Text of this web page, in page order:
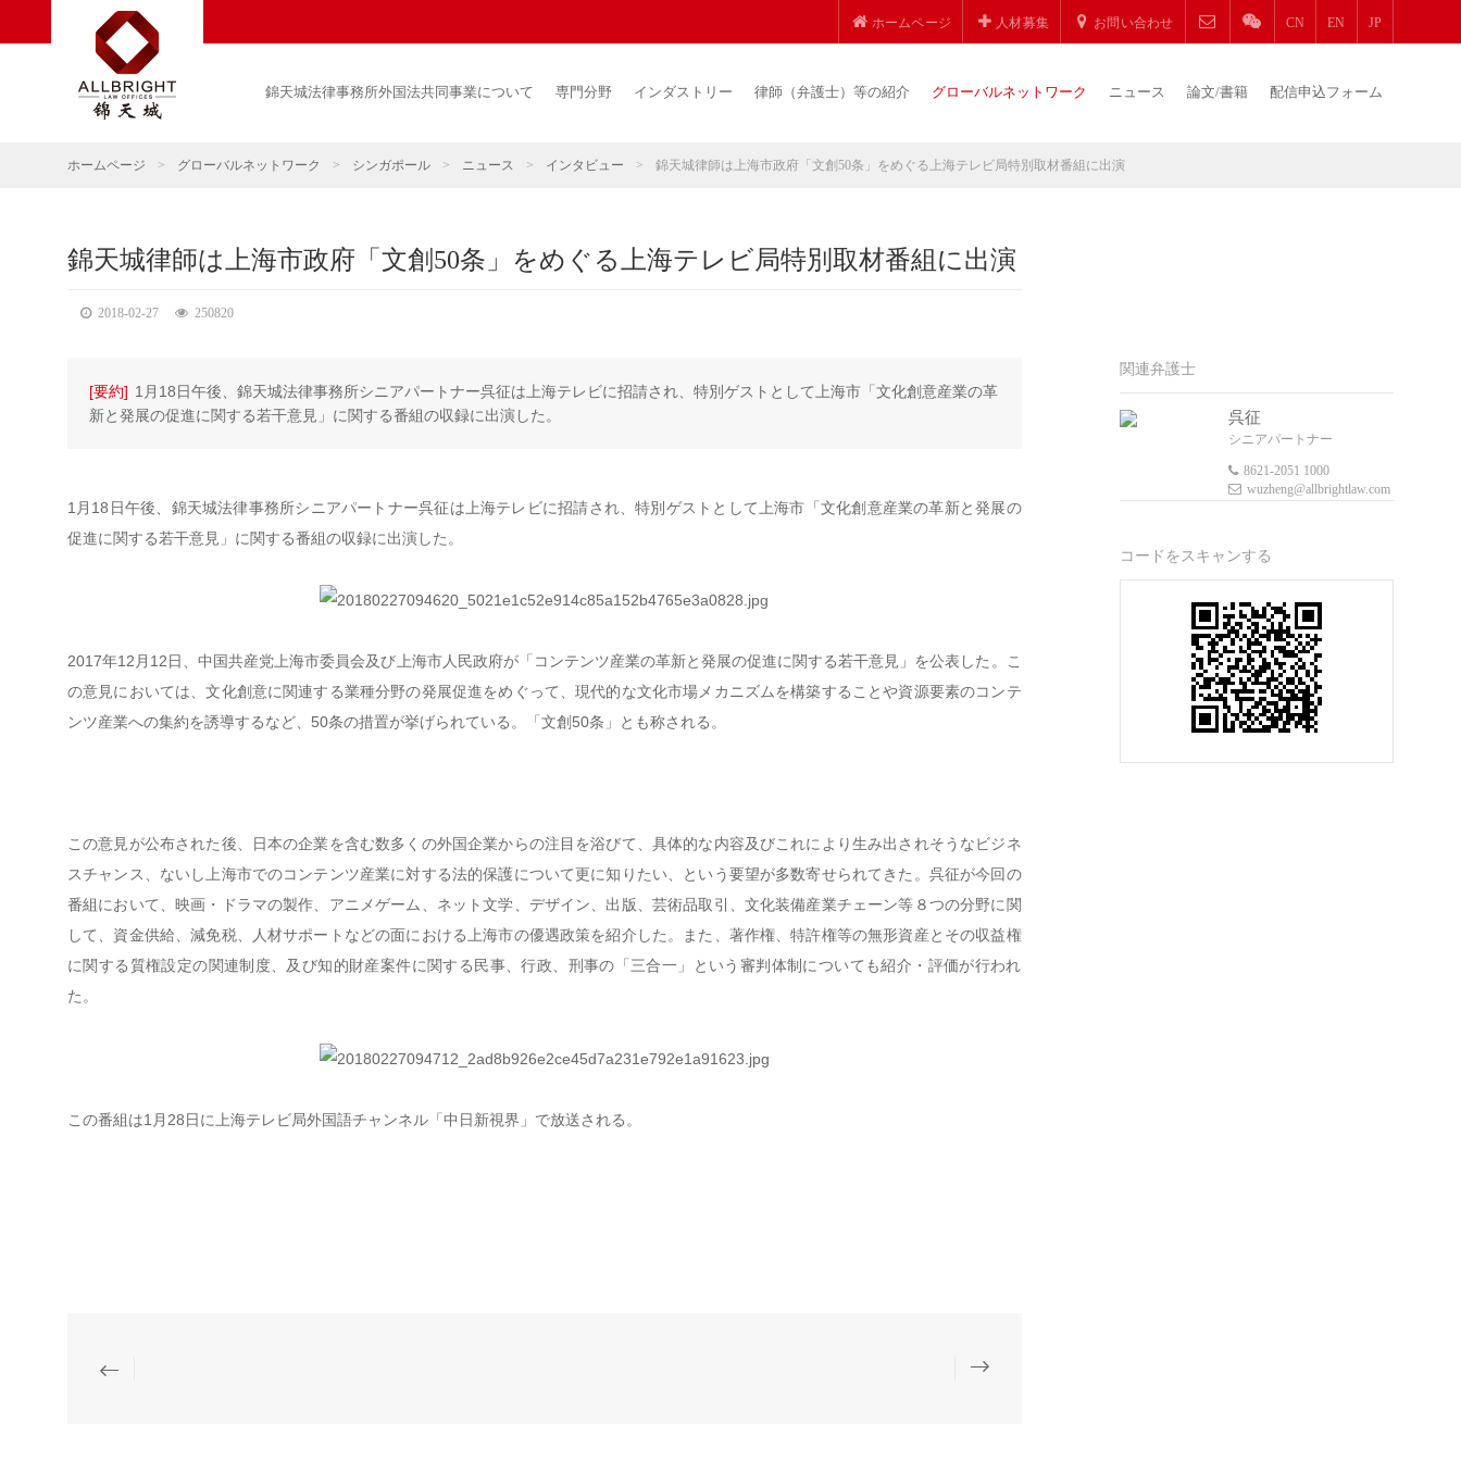
ホームページ 人材募集 お問い合わせ CN EN JP
錦天城法律事務所外国法共同事業について 専門分野 インダストリー 律師（弁護士）等の紹介 グローバルネットワーク ニュース 論文/書籍 配信申込フォーム
ホームページ > グローバルネットワーク > シンガポール > ニュース > インタビュー > 錦天城律師は上海市政府「文創50条」をめぐる上海テレビ局特別取材番組に出演
錦天城律師は上海市政府「文創50条」をめぐる上海テレビ局特別取材番組に出演
2018-02-27 250820
[要約] 1月18日午後、錦天城法律事務所シニアパートナー呉征は上海テレビに招請され、特別ゲストとして上海市「文化創意産業の革
新と発展の促進に関する若干意見」に関する番組の収録に出演した。
1 月 18 日午後、錦天城法律事務所シニアパートナー呉征は上海テレビに招請され、特別ゲストとして上海市「文化創意産業の革新と発展の
促進に関する若干意見」に関する番組の収録に出演した。
2017年12月 12日、中国共産党上海市委員会及び上海市人民政府が「コンテンツ産業の革新と発展の促進に関する若干意見」を公表した。こ
の意見においては、文化創意に関連する業種分野の発展促進をめぐって、現代的な文化市場メカニズムを構築することや資源要素のコンテ
ンツ産業への集約を誘導するなど、 50条の措置が挙げられている。「文創 50条」とも称される。
この意見が公布された後、日本の企業を含む数多くの外国企業からの注目を浴びて、具体的な内容及びこれにより生み出されそうなビジネ
スチャンス、ないし上海市でのコンテンツ産業に対する法的保護について更に知りたい、という要望が多数寄せられてきた。呉征が今回の
番組において、映画・ドラマの製作、アニメゲーム、ネット文学、デザイン、出版、芸術品取引、文化装備産業チェーン等８つの分野に関
して、資金供給、減免税、人材サポートなどの面における上海市の優遇政策を紹介した。また、著作権、特許権等の無形資産とその収益権
に関する質権設定の関連制度、及び知的財産案件に関する民事、行政、刑事の「三合一」という審判体制についても紹介・評価が行われ
た。
この番組は1 月 28日に上海テレビ局外国語チャンネル「中日新視界」で放送される。
関連弁護士
呉征
シニアパートナー
8621-2051 1000
wuzheng@allbrightlaw.com
コードをスキャンする